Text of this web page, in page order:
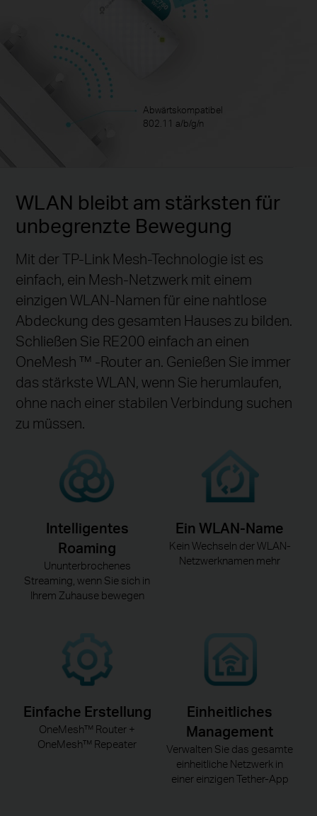
Abwärtskompatibel
802.11 a/b/g/n
WLAN bleibt am stärksten für
unbegrenzte Bewegung
Mit der TP-Link Mesh-Technologie ist es
einfach, ein Mesh-Netzwerk mit einem
einzigen WLAN-Namen für eine nahtlose
Abdeckung des gesamten Hauses zu bilden.
Schließen Sie RE200 einfach an einen
OneMesh ™ -Router an. Genießen Sie immer
das stärkste WLAN, wenn Sie herumlaufen,
ohne nach einer stabilen Verbindung suchen
zu müssen.
Intelligentes
Roaming
Ununterbrochenes
Streaming, wenn Sie sich in
Ihrem Zuhause bewegen
Ein WLAN-Name
Kein Wechseln der WLAN-
Netzwerknamen mehr
Einfache Erstellung
OneMesh™ Router +
OneMesh™ Repeater
Einheitliches
Management
Verwalten Sie das gesamte
einheitliche Netzwerk in
einer einzigen Tether-App